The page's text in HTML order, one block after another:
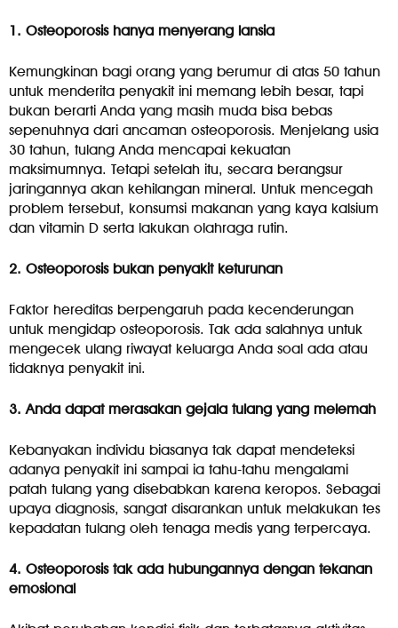
1. Osteoporosis hanya menyerang lansia
Kemungkinan bagi orang yang berumur di atas 50 tahun
untuk menderita penyakit ini memang lebih besar, tapi
bukan berarti Anda yang masih muda bisa bebas
sepenuhnya dari ancaman osteoporosis. Menjelang usia
30 tahun, tulang Anda mencapai kekuatan
maksimumnya. Tetapi setelah itu, secara berangsur
jaringannya akan kehilangan mineral. Untuk mencegah
problem tersebut, konsumsi makanan yang kaya kalsium
dan vitamin D serta lakukan olahraga rutin.
2. Osteoporosis bukan penyakit keturunan
Faktor hereditas berpengaruh pada kecenderungan
untuk mengidap osteoporosis. Tak ada salahnya untuk
mengecek ulang riwayat keluarga Anda soal ada atau
tidaknya penyakit ini.
3. Anda dapat merasakan gejala tulang yang melemah
Kebanyakan individu biasanya tak dapat mendeteksi
adanya penyakit ini sampai ia tahu-tahu mengalami
patah tulang yang disebabkan karena keropos. Sebagai
upaya diagnosis, sangat disarankan untuk melakukan tes
kepadatan tulang oleh tenaga medis yang terpercaya.
4. Osteoporosis tak ada hubungannya dengan tekanan
emosional